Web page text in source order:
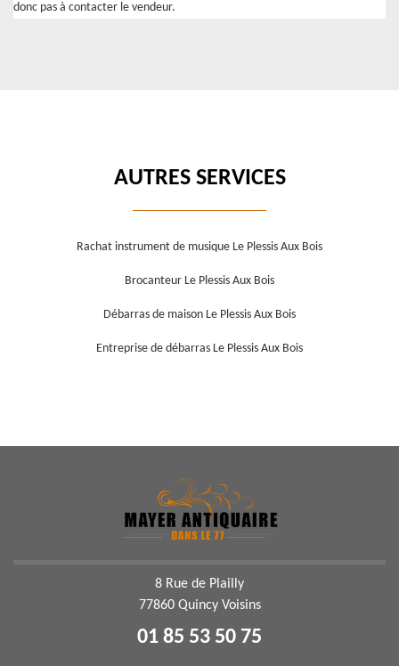
donc pas à contacter le vendeur.
AUTRES SERVICES
Rachat instrument de musique Le Plessis Aux Bois
Brocanteur Le Plessis Aux Bois
Débarras de maison Le Plessis Aux Bois
Entreprise de débarras Le Plessis Aux Bois
8 Rue de Plailly
77860 Quincy Voisins
01 85 53 50 75